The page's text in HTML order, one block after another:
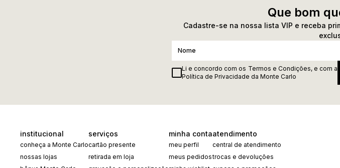
Que bom
Cadastre-se na nossa lista VIP e receba
Li e concordo com os Termos e Condições, e com a
Política de Privacidade da Monte Carlo
institucional
conheça a Monte Carlo
nossas lojas
serviços
cartão presente
retirada em loja
minha conta
meu perfil
meus pedidos
atendimento
central de atendimento
trocas e devoluções